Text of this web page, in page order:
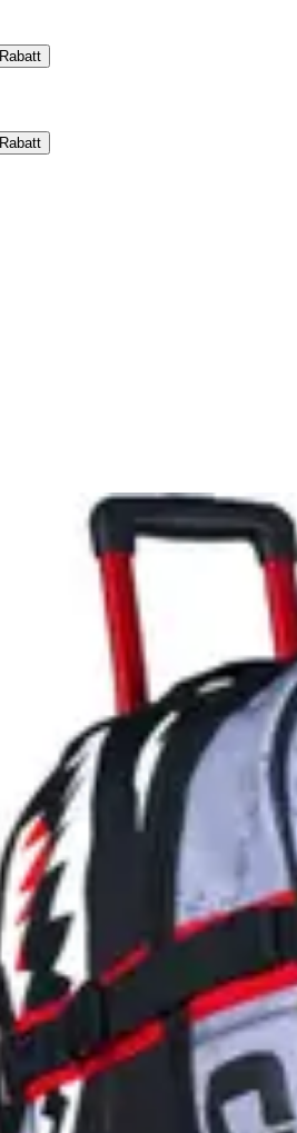
Rabatt
Rabatt